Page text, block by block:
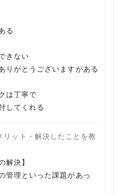
る
きない
りがとうございますがある
は丁寧で
してくれる
ット・解決したことを教
解決】
管理といった課題があっ